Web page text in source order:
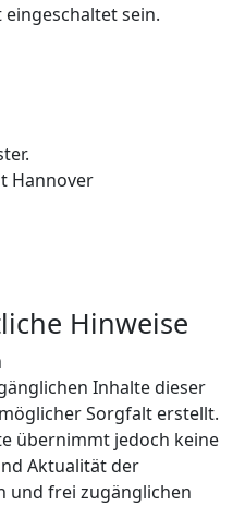
eingeschaltet sein.
Hannover
Hinweise
Inhalte dieser
Sorgfalt erstellt.
übernimmt jedoch keine
Aktualität der
und frei zugänglichen